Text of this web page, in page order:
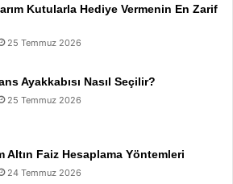
Kutularla Hediye Vermenin En Zarif
25 Temmuz 2026
Ayakkabısı Nasıl Seçilir?
25 Temmuz 2026
Altın Faiz Hesaplama Yöntemleri
24 Temmuz 2026